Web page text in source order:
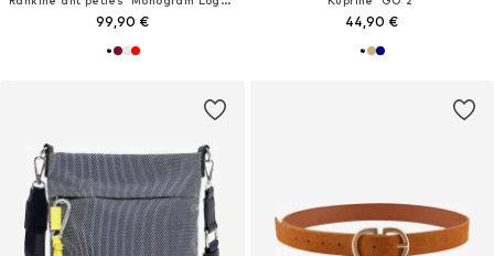
99,90 € 44,90 €